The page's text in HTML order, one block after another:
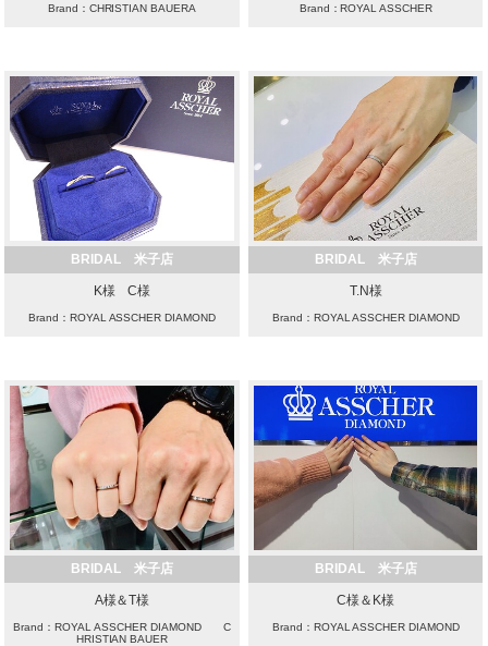
Brand：CHRISTIAN BAUERA Brand：ROYAL ASSCHER
BRIDAL 米子店
K様 C様
Brand：ROYAL ASSCHER DIAMOND
BRIDAL 米子店
T.N様
Brand：ROYAL ASSCHER DIAMOND
BRIDAL 米子店
A様＆T様
Brand：ROYAL ASSCHER DIAMOND C
HRISTIAN BAUER
BRIDAL 米子店
C様＆K様
Brand：ROYAL ASSCHER DIAMOND